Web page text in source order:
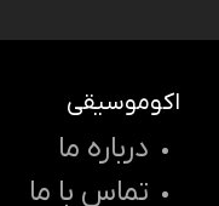
اکوموسیقی
درباره ما
تماس با ما